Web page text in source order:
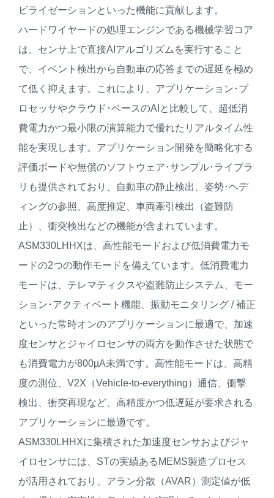
ビライゼーションといった機能に貢献します。
ハードワイヤードの処理エンジンである機械学習コア
は、センサ上で直接AIアルゴリズムを実行すること
で、イベント検出から自動車の応答までの遅延を極め
て低く抑えます。これにより、アプリケーション･プ
ロセッサやクラウド･ベースのAIと比較して、超低消
費電力かつ最小限の演算能力で優れたリアルタイム性
能を実現します。アプリケーション開発を簡略化する
評価ボードや無償のソフトウェア･サンプル･ライブラ
リも提供されており、自動車の静止検出、姿勢･ヘデ
ィングの参照、高度推定、車両牽引検出（盗難防
止）、衝突検出などの機能が含まれています。
ASM330LHHXは、高性能モードおよび低消費電力モ
ードの2つの動作モードを備えています。低消費電力
モードは、テレマティクスや盗難防止システム、モー
ション･アクティベート機能、振動モニタリング / 補正
といった常時オンのアプリケーションに最適で、加速
度センサとジャイロセンサの両方を動作させた状態で
も消費電力が800µA未満です。高性能モードは、高精
度の測位、V2X（Vehicle-to-everything）通信、衝撃
検出、衝突再現など、高精度かつ低遅延が要求される
アプリケーションに最適です。
ASM330LHHXに集積された加速度センサおよびジャ
イロセンサには、STの実績あるMEMS製造プロセス
が活用されており、アラン分散（AVAR）測定値が低